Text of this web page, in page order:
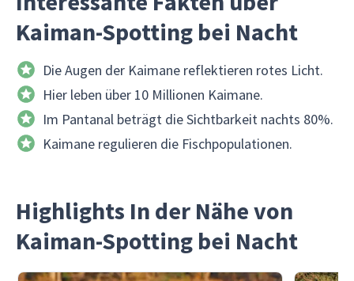
Kaiman-Spotting bei Nacht
Die Augen der Kaimane reflektieren rotes Licht.
Hier leben über 10 Millionen Kaimane.
Im Pantanal beträgt die Sichtbarkeit nachts 80%.
Kaimane regulieren die Fischpopulationen.
Highlights In der Nähe von
Kaiman-Spotting bei Nacht